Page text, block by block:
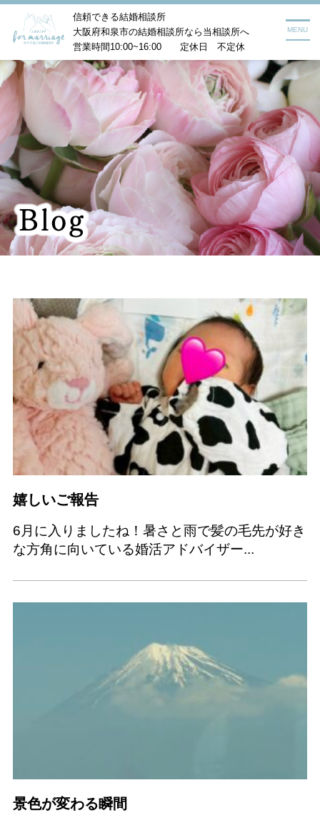
信頼できる結婚相談所
大阪府和泉市の結婚相談所なら当相談所へ
営業時間10:00~16:00 定休日 不定休
MENU
嬉しいご報告
6月に入りましたね！暑さと雨で髪の毛先が好き
な方角に向いている婚活アドバイザー...
景色が変わる瞬間